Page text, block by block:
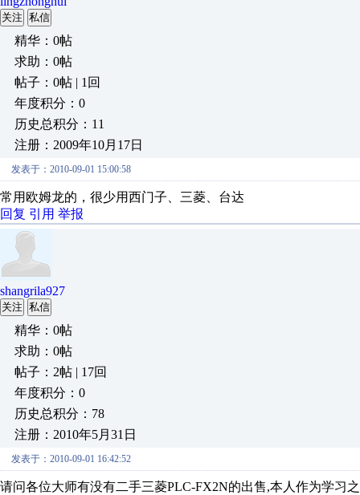
关注 私信
精华：0帖
求助：0帖
帖子：0帖 | 1回
年度积分：0
历史总积分：11
注册：2009年10月17日
发表于：2010-09-01 15:00:58
常用欧姆龙的，很少用西门子、三菱、台达
回复 引用 举报
shangrila927
关注 私信
精华：0帖
求助：0帖
帖子：2帖 | 17回
年度积分：0
历史总积分：78
注册：2010年5月31日
发表于：2010-09-01 16:42:52
请问各位大师有没有二手三菱PLC-FX2N的出售,本人作为学习